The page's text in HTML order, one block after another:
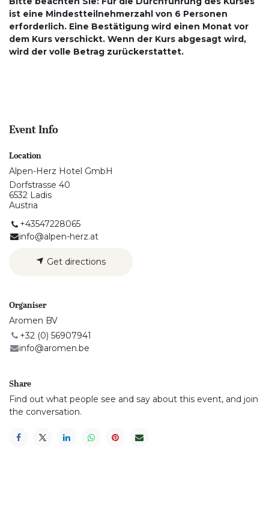
ist eine Mindestteilnehmerzahl von 6 Personen
erforderlich. Eine Bestätigung wird einen Monat vor
dem Kurs verschickt. Wenn der Kurs abgesagt wird,
wird der volle Betrag zurückerstattet.
Event Info
Location
Alpen-Herz Hotel GmbH
Dorfstrasse 40
6532 Ladis
Austria
+43547228065
info@alpen-herz.at
Get directions
Organiser
Aromen BV
+32 (0) 56907941
info@aromen.be
Share
Find out what people see and say about this event, and join
the conversation.